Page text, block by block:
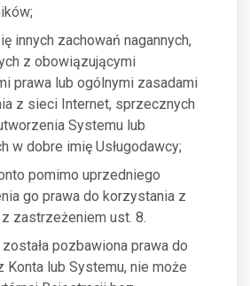
innych zachowań nagannych,
z obowiązującymi
prawa lub ogólnymi zasadami
z sieci Internet, sprzecznych
Systemu lub
w dobre imię Usługodawcy;
pomimo uprzedniego
go prawa do korzystania z
zastrzeżeniem ust. 8.
pozbawiona prawa do
Konta lub Systemu, nie może